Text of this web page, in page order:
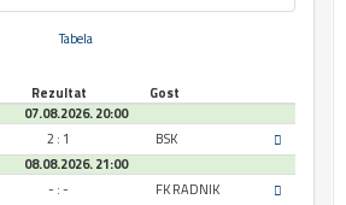
Tabela
Rezultat
Gost
07.08.2026. 20:00
2 : 1
BSK
08.08.2026. 21:00
- : -
FK RADNIK